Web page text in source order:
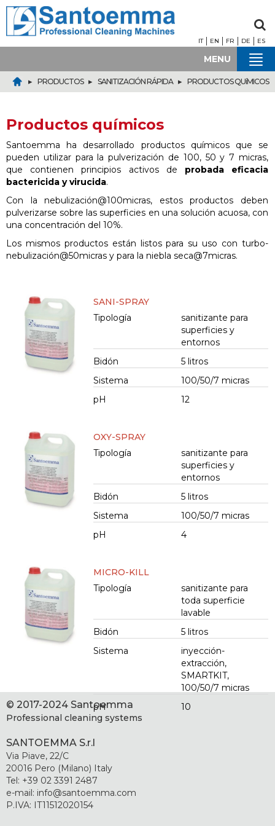
IT EN FR DE ES
MENU
▸ PRODUCTOS▸ SANITIZACIÓN RÁPIDA▸ PRODUCTOS QUíMICOS
Productos químicos
Santoemma ha desarrollado productos químicos que se
pueden utilizar para la pulverización de 100, 50 y 7 micras,
que contienen principios activos de probada eficacia
bactericida y virucida.
Con la nebulización@100micras, estos productos deben
pulverizarse sobre las superficies en una solución acuosa, con
una concentración del 10%.
Los mismos productos están listos para su uso con turbo-
nebulización@50micras y para la niebla seca@7micras.
SANI-SPRAY
Tipología
sanitizante para
superficies y
entornos
Bidón
5 litros
Sistema
100/50/7 micras
pH
12
OXY-SPRAY
Tipología
sanitizante para
superficies y
entornos
Bidón
5 litros
Sistema
100/50/7 micras
pH
4
MICRO-KILL
Tipología
sanitizante para
toda superficie
lavable
Bidón
5 litros
Sistema
inyección-
extracción,
SMARTKIT,
100/50/7 micras
pH
10
© 2017-2024 Santoemma
Professional cleaning systems
SANTOEMMA S.r.l
Via Piave, 22/C
20016 Pero (Milano) Italy
Tel: +39 02 3391 2487
e-mail: info@santoemma.com
P.IVA: IT11512020154